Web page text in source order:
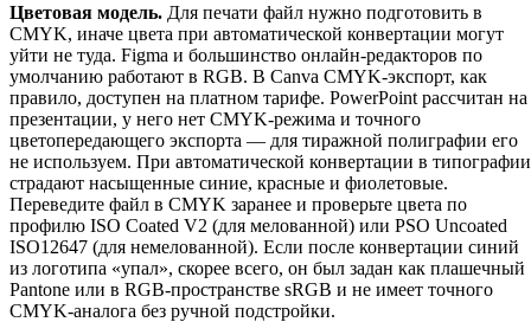
Цветовая модель. Для печати файл нужно подготовить в
CMYK, иначе цвета при автоматической конвертации могут
уйти не туда. Figma и большинство онлайн-редакторов по
умолчанию работают в RGB. В Canva CMYK-экспорт, как
правило, доступен на платном тарифе. PowerPoint рассчитан на
презентации, у него нет CMYK-режима и точного
цветопередающего экспорта — для тиражной полиграфии его
не используем. При автоматической конвертации в типографии
страдают насыщенные синие, красные и фиолетовые.
Переведите файл в CMYK заранее и проверьте цвета по
профилю ISO Coated V2 (для мелованной) или PSO Uncoated
ISO12647 (для немелованной). Если после конвертации синий
из логотипа «упал», скорее всего, он был задан как плашечный
Pantone или в RGB-пространстве sRGB и не имеет точного
CMYK-аналога без ручной подстройки.